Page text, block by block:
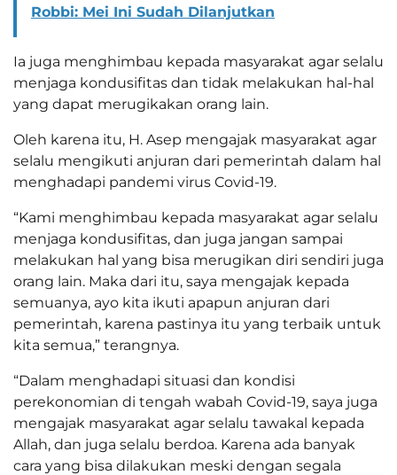
Robbi: Mei Ini Sudah Dilanjutkan
Ia juga menghimbau kepada masyarakat agar selalu
menjaga kondusifitas dan tidak melakukan hal-hal
yang dapat merugikakan orang lain.
Oleh karena itu, H. Asep mengajak masyarakat agar
selalu mengikuti anjuran dari pemerintah dalam hal
menghadapi pandemi virus Covid-19.
“Kami menghimbau kepada masyarakat agar selalu
menjaga kondusifitas, dan juga jangan sampai
melakukan hal yang bisa merugikan diri sendiri juga
orang lain. Maka dari itu, saya mengajak kepada
semuanya, ayo kita ikuti apapun anjuran dari
pemerintah, karena pastinya itu yang terbaik untuk
kita semua,” terangnya.
“Dalam menghadapi situasi dan kondisi
perekonomian di tengah wabah Covid-19, saya juga
mengajak masyarakat agar selalu tawakal kepada
Allah, dan juga selalu berdoa. Karena ada banyak
cara yang bisa dilakukan meski dengan segala